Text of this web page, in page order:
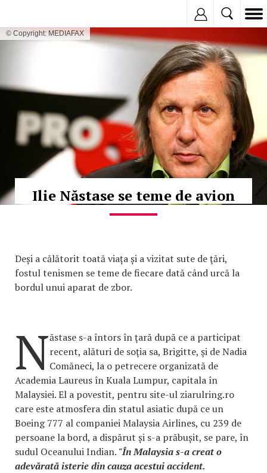
© Copyright: MEDIAFAX
Ilie Năstase se teme de avion
Deși a călătorit toată viața și a vizitat sute de ţări,
fostul tenismen se teme de fiecare dată când urcă la
bordul unui aparat de zbor.
Năstase s-a întors în ţară după ce a participat
recent, alături de soţia sa, Brigitte, şi de Nadia
Comăneci, la o petrecere organizată de
Academia Laureus în Kuala Lumpur, capitala în
Malaysiei. El a povestit, pentru site-ul ziarulring.ro
care este atmosfera din statul asiatic după ce un
Boeing 777 al companiei Malaysia Airlines, cu 239 de
persoane la bord, a dispărut și s-a prăbușit, se pare, în
sudul Oceanului Indian. "În Malaysia s-a creat o
adevărată isterie din cauza acestui accident.